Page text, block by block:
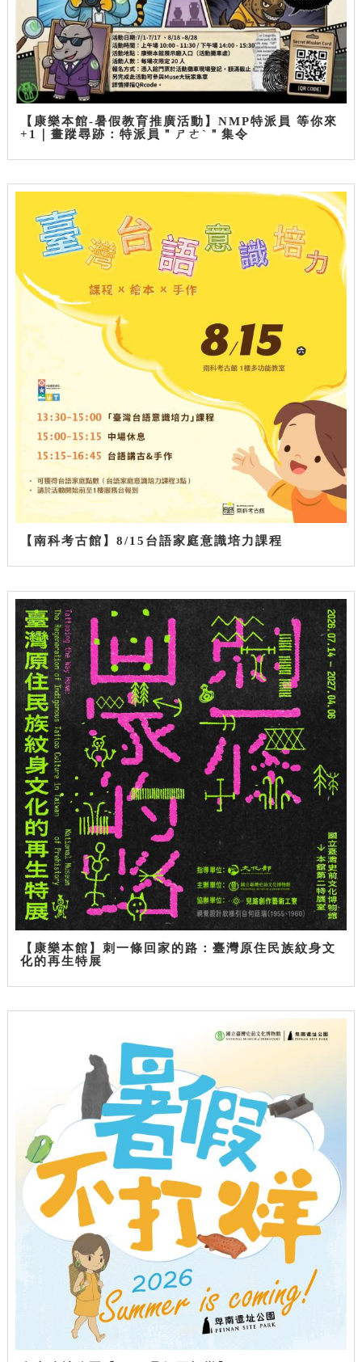
【康樂本館-暑假教育推廣活動】NMP特派員 等你來
+1｜畫蹤尋跡：特派員＂ㄕㄜˋ＂集令
【南科考古館】8/15台語家庭意識培力課程
【康樂本館】刺一條回家的路：臺灣原住民族紋身文
化的再生特展